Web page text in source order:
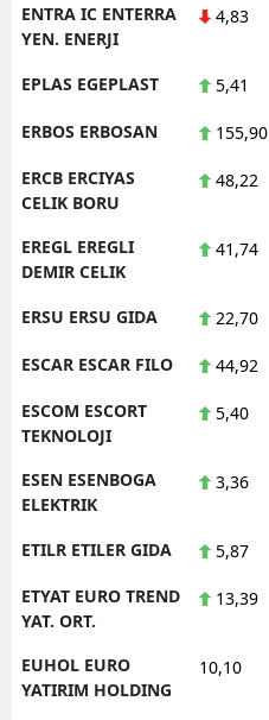
ENTRA IC ENTERRA
YEN. ENERJI
4,83
EPLAS EGEPLAST 5,41
ERBOS ERBOSAN 155,90
ERCB ERCIYAS
CELIK BORU
48,22
EREGL EREGLI
DEMIR CELIK
41,74
ERSU ERSU GIDA 22,70
ESCAR ESCAR FILO 44,92
ESCOM ESCORT
TEKNOLOJI
5,40
ESEN ESENBOGA
ELEKTRIK
3,36
ETILR ETILER GIDA 5,87
ETYAT EURO TREND
YAT. ORT.
13,39
EUHOL EURO
YATIRIM HOLDING
10,10